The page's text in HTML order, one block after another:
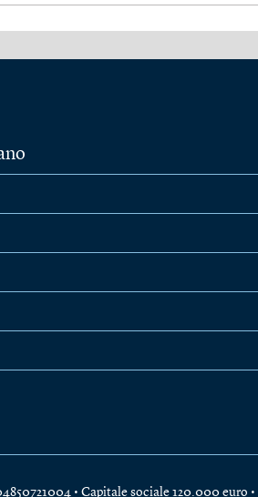
• Capitale sociale 120.000 euro •